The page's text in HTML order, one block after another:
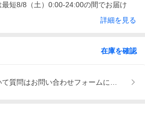
最短8/8（土）0:00-24:00の間でお届け
詳細を見る
在庫を確認
質問はお問い合わせフォームにて、※本